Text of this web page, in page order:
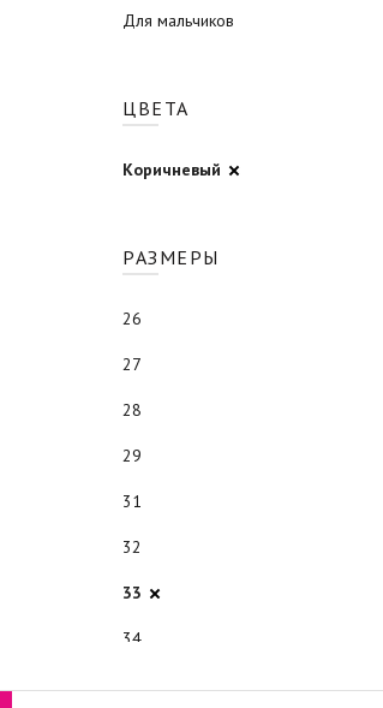
Для мальчиков
ЦВЕТА
Коричневый
РАЗМЕРЫ
26
27
28
29
31
32
33
34